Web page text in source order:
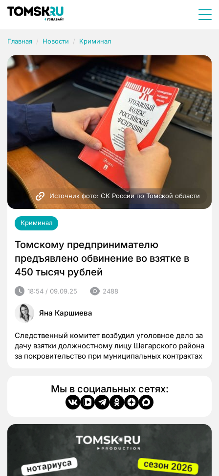
Главная Новости Криминал
Источник фото: СК России по Томской области
Криминал
Томскому предпринимателю
предъявлено обвинение во взятке в
450 тысяч рублей
18:54 / 09.09.25 2488
Яна Каршиева
Следственный комитет возбудил уголовное дело за
дачу взятки должностному лицу Шегарского района
за покровительство при муниципальных контрактах
Мы в социальных сетях: